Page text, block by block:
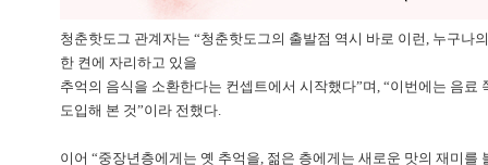
청춘핫도그 관계자는 “청춘핫도그의 출발점 역시 바로 이런, 누구나
한 켠에 자리하고 있을
추억의 음식을 소환한다는 컨셉트에서 시작했다”며, “이번에는 음료
도입해 본 것”이라 전했다.
이어 “중장년층에게는 옛 추억을, 젊은 층에게는 새로운 맛의 재미를